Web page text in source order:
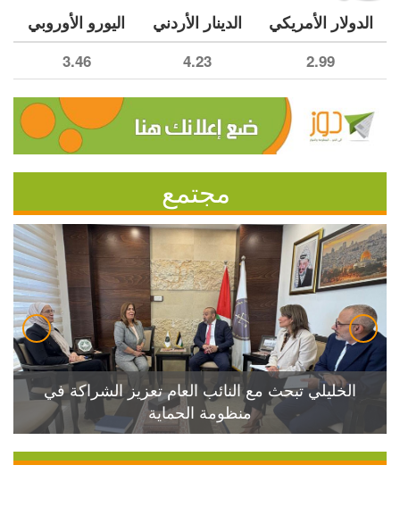
الدولار الأمريكي الدينار الأردني اليورو الأوروبي
2.99
4.23
3.46
مجتمع
الخليلي تبحث مع النائب العام تعزيز الشراكة في
منظومة الحماية